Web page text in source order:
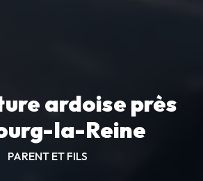
ardoise près
la-Reine
PARENT ET FILS